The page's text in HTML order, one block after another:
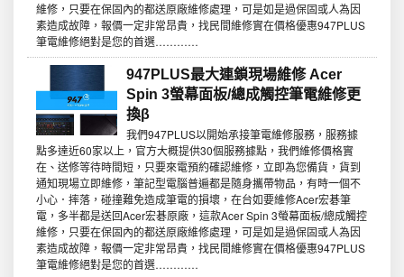
維修，只要在保固內的都送原廠維修處理，可是如是過保固或人為因
素造成故障，報價一定非常昂貴，找民間維修實在價格優惠947PLUS
筆電維修絕對是您的首選…………
947PLUS最大連鎖現場維修 Acer
Spin 3螢幕面板/總成觸控筆電維修更
換β
我們947PLUS以開始承接筆電維修服務，服務據
點多達近60家以上，官方大概提供30個服務據點，我們維修價格實
在、送修等待時間短，只要來電預約確認維修，立即為您備貨，貨到
通知現場立即維修，筆記型電腦普遍都是隨身攜帶物品，有時一個不
小心．摔落，碰撞難免造成筆電的損壞，在台如要維修Acer宏碁筆
電，多半都是送回Acer宏碁原廠，這款Acer Spin 3螢幕面板/總成觸控
維修，只要在保固內的都送原廠維修處理，可是如是過保固或人為因
素造成故障，報價一定非常昂貴，找民間維修實在價格優惠947PLUS
筆電維修絕對是您的首選…………